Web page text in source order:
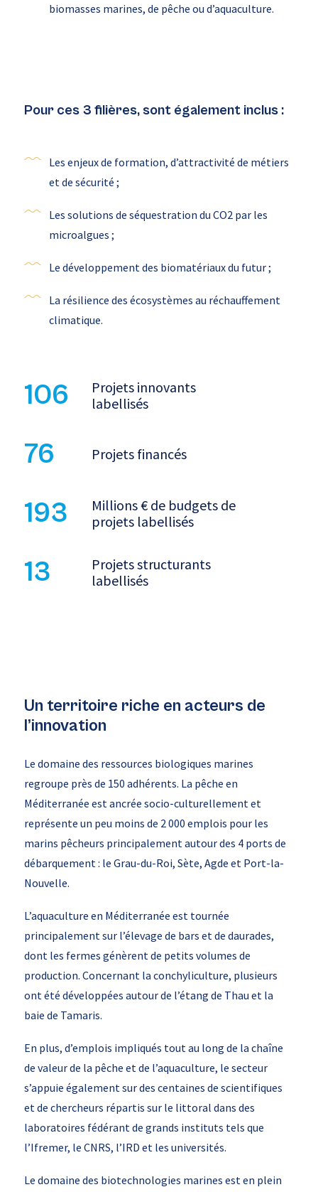
biomasses marines, de pêche ou d’aquaculture.
Pour ces 3 filières, sont également inclus :
Les enjeux de formation, d’attractivité de métiers
et de sécurité ;
Les solutions de séquestration du CO2 par les
microalgues ;
Le développement des biomatériaux du futur ;
La résilience des écosystèmes au réchauffement
climatique.
106
Projets innovants
labellisés
76 Projets financés
193
Millions € de budgets de
projets labellisés
13
Projets structurants
labellisés
Un territoire riche en acteurs de
l’innovation
Le domaine des ressources biologiques marines
regroupe près de 150 adhérents. La pêche en
Méditerranée est ancrée socio-culturellement et
représente un peu moins de 2 000 emplois pour les
marins pêcheurs principalement autour des 4 ports de
débarquement : le Grau-du-Roi, Sète, Agde et Port-la-
Nouvelle.
L’aquaculture en Méditerranée est tournée
principalement sur l’élevage de bars et de daurades,
dont les fermes génèrent de petits volumes de
production. Concernant la conchyliculture, plusieurs
ont été développées autour de l’étang de Thau et la
baie de Tamaris.
En plus, d’emplois impliqués tout au long de la chaîne
de valeur de la pêche et de l’aquaculture, le secteur
s’appuie également sur des centaines de scientifiques
et de chercheurs répartis sur le littoral dans des
laboratoires fédérant de grands instituts tels que
l’Ifremer, le CNRS, l’IRD et les universités.
Le domaine des biotechnologies marines est en plein